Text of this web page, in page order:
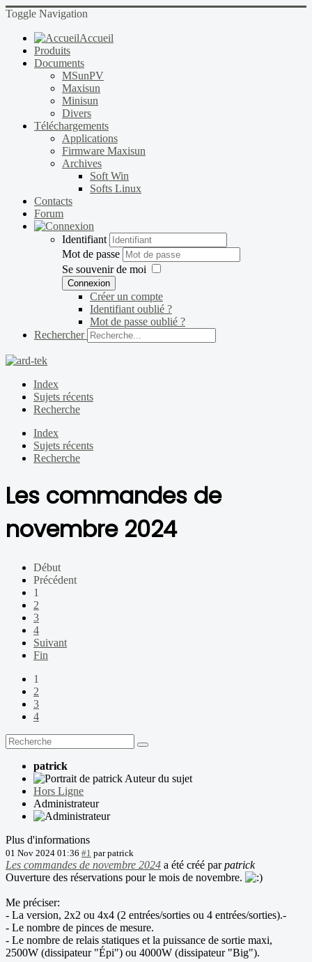
Toggle Navigation
Accueil
Produits
Documents
MSunPV
Maxisun
Minisun
Divers
Téléchargements
Applications
Firmware Maxisun
Archives
Soft Win
Softs Linux
Contacts
Forum
Identifiant
Mot de passe
Se souvenir de moi
Connexion
Créer un compte
Identifiant oublié ?
Mot de passe oublié ?
Rechercher
Index
Sujets récents
Recherche
Index
Sujets récents
Recherche
Les commandes de
novembre 2024
Début
Précédent
1
2
3
4
Suivant
Fin
1
2
3
4
patrick
Auteur du sujet
Hors Ligne
Administrateur
Plus d'informations
01 Nov 2024 01:36 #1 parpatrick
Les commandes de novembre 2024 a été créé parpatrick
Ouverture des réservations pour le mois de novembre.
Me préciser:
- La version, 2x2 ou 4x4 (2 entrées/sorties ou 4 entrées/sorties).-
- Le nombre de pinces de mesure.
- Le nombre de relais statiques et la puissance de sortie maxi,
2500W (dissipateur "Épi") ou 4000W (dissipateur "Big").